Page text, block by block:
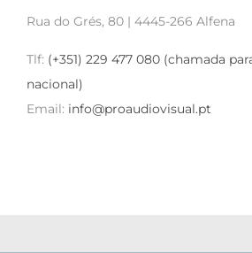
Rua do Grés, 80 | 4445-266 Alfena
Tlf: (+351) 229 477 080 (chamada
nacional)
Email: info@proaudiovisual.pt